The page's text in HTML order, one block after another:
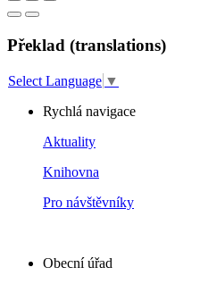
Překlad (translations)
Select Language ▼
Rychlá navigace
Aktuality
Knihovna
Pro návštěvníky
Obecní úřad